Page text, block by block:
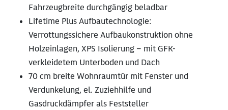
Fahrzeugbreite durchgängig beladbar
Lifetime Plus Aufbautechnologie:
Verrottungssichere Aufbaukonstruktion ohne
Holzeinlagen, XPS Isolierung – mit GFK-
verkleidetem Unterboden und Dach
70 cm breite Wohnraumtür mit Fenster und
Verdunkelung, el. Zuziehhilfe und
Gasdruckdämpfer als Feststeller